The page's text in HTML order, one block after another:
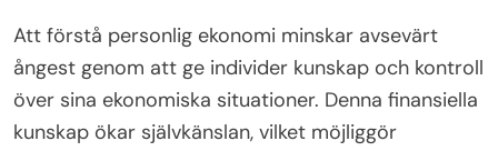
Att förstå personlig ekonomi minskar avsevärt
ångest genom att ge individer kunskap och kontroll
över sina ekonomiska situationer. Denna finansiella
kunskap ökar självkänslan, vilket möjliggör